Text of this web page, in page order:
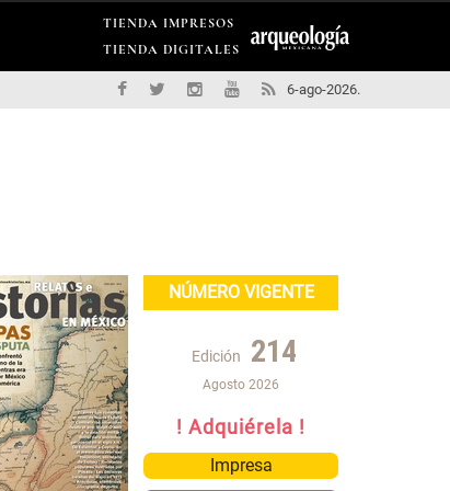
TIENDA IMPRESOS
TIENDA DIGITALES
6-ago-2026.
NÚMERO VIGENTE
Edición 214
Agosto 2026
! Adquiérela !
Impresa